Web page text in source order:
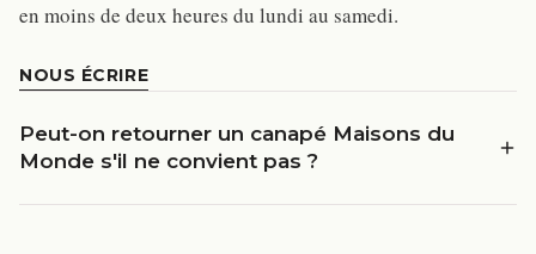
en moins de deux heures du lundi au samedi.
NOUS ÉCRIRE
Peut-on retourner un canapé Maisons du
Monde s'il ne convient pas ?